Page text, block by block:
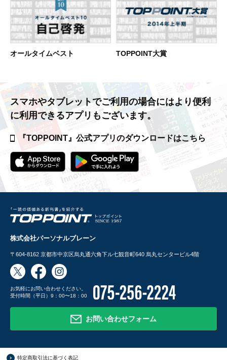
オールタイムベスト TOPPOINT大賞
スマホやタブレットでご利用の場合にはより便利
に利用できるアプリもございます。
『TOPPOINT』公式アプリのダウンロードはこちら
株式会社パーソナルブレーン
〒604-8162 京都市中京区烏丸通六角下ル七観音町640 烏丸センタービル4階
お気軽にお問い合わせください。
受付時間（平日）9：00〜18：00
お問い合わせフォーム
特定商取引法に基づく表記